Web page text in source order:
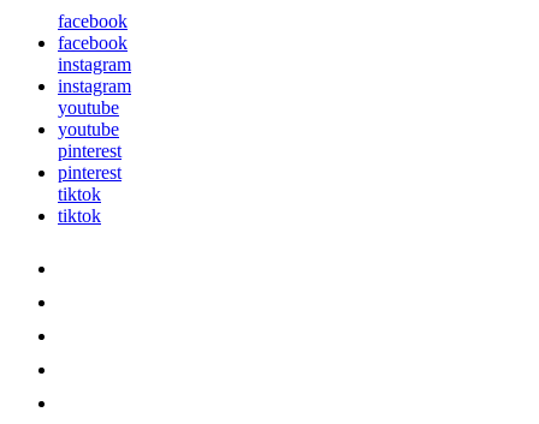
facebook
facebook
instagram
instagram
youtube
youtube
pinterest
pinterest
tiktok
tiktok